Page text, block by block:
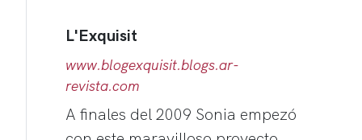
L'Exquisit
www.blogexquisit.blogs.ar-
revista.com
A finales del 2009 Sonia empezó